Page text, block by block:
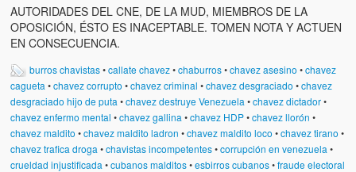
AUTORIDADES DEL CNE, DE LA MUD, MIEMBROS DE LA
OPOSICIÓN, ÉSTO ES INACEPTABLE. TOMEN NOTA Y ACTUEN
EN CONSECUENCIA.
burros chavistas•callate chavez•chaburros•chavez asesino •chavez
cagueta •chavez corrupto •chavez criminal •chavez desgraciado •chavez
desgraciado hijo de puta •chavez destruye Venezuela •chavez dictador•
chavez enfermo mental •chavez gallina •chavez HDP•chavez llorón •
chavez maldito •chavez maldito ladron •chavez maldito loco •chavez tirano •
chavez trafica droga •chavistas incompetentes•corrupción en venezuela •
crueldad injustificada •cubanos malditos•esbirros cubanos•fraude electoral